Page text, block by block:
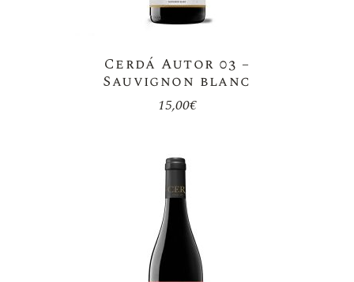
Cerdá Autor 03 –
Sauvignon blanc
15,00€